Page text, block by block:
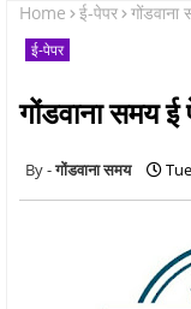
Home ई-पेपर
ई-पेपर
गोंडवाना समय
गोंडवाना समय